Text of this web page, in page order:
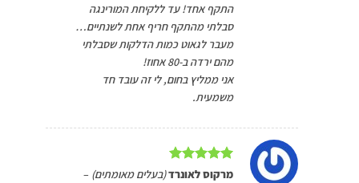
התקף אחד! עד ללקיחת המורינגה
סבלתי מהתקף חריף אחת לשנתיים…
מעבר לגאוט כמות הדלקות שסבלתי
מהם ירדה ב-80 אחוז!
אני ממליץ בחום, לי זה עובד חד
משמעית.
דורג5מתוך
מרקוס לאונרד(בעלים מאומתים) –